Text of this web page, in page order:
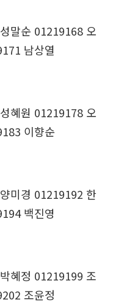
말순 01219168 오
남상열
혜원 01219178 오
이향순
미경 01219192 한
백진영
혜정 01219199 조
조윤정